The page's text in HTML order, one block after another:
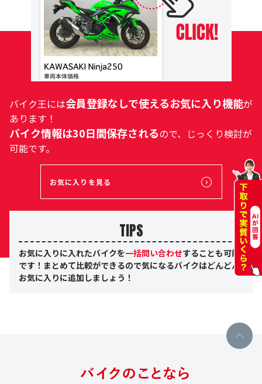
バイク王には会員登録なしで使えるお気に入り機能が
あります！
バイク情報は30日間保存されるので、じっくり検討が
可能です。
お気に入りを見る
TIPS
お気に入りに入れたバイクを一括問い合わせすることも可能
です！まとめて比較ができるので気になるバイクはどんどん
お気に入りに追加しましょう！